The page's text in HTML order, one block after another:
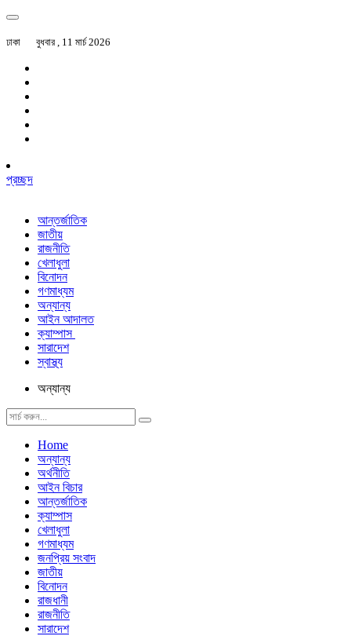
ঢাকা বুধবার , 11 মার্চ 2026
প্রচ্ছদ
আন্তর্জাতিক
জাতীয়
রাজনীতি
খেলাধুলা
বিনোদন
গণমাধ্যম
অন্যান্য
আইন আদালত
ক্যাম্পাস
সারাদেশ
স্বাস্থ্য
অন্যান্য
Home
অন্যান্য
অর্থনীতি
আইন বিচার
আন্তর্জাতিক
ক্যাম্পাস
খেলাধুলা
গণমাধ্যম
জনপ্রিয় সংবাদ
জাতীয়
বিনোদন
রাজধানী
রাজনীতি
সারাদেশ